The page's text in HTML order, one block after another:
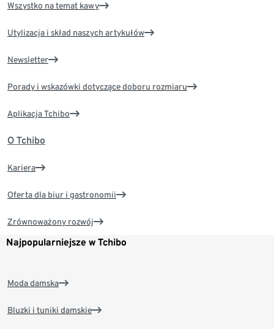
Wszystko na temat kawy
Utylizacja i skład naszych artykułów
Newsletter
Porady i wskazówki dotyczące doboru rozmiaru
Aplikacja Tchibo
O Tchibo
Kariera
Oferta dla biur i gastronomii
Zrównoważony rozwój
Najpopularniejsze w Tchibo
Moda damska
Bluzki i tuniki damskie